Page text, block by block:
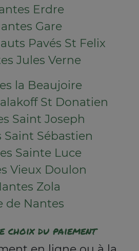
Erdre
Gare
Pavés St Felix
Jules Verne
la Beaujoire
St Donatien
Saint Joseph
Saint Sébastien
Sainte Luce
Vieux Doulon
Zola
de Nantes
choix du paiement